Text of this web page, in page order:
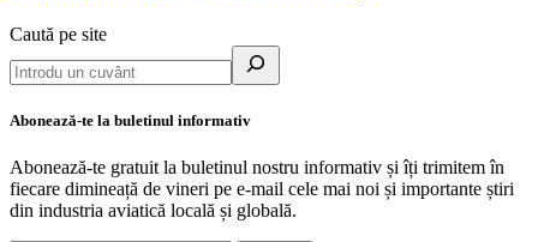
Caută pe site
Abonează-te la buletinul informativ
Abonează-te gratuit la buletinul nostru informativ și îți trimitem în
fiecare dimineață de vineri pe e-mail cele mai noi și importante știri
din industria aviatică locală și globală.